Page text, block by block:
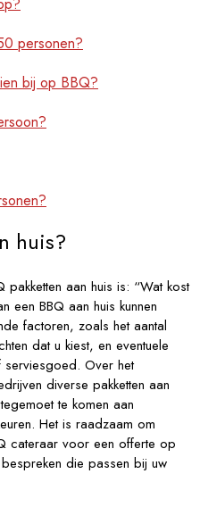
personen?
bij op BBQ?
huis?
aan huis is: “Wat kost
een BBQ aan huis kunnen
factoren, zoals het aantal
dat u kiest, en eventuele
Over het
diverse pakketten aan
te komen aan
Het is raadzaam om
cateraar voor een offerte op
die passen bij uw